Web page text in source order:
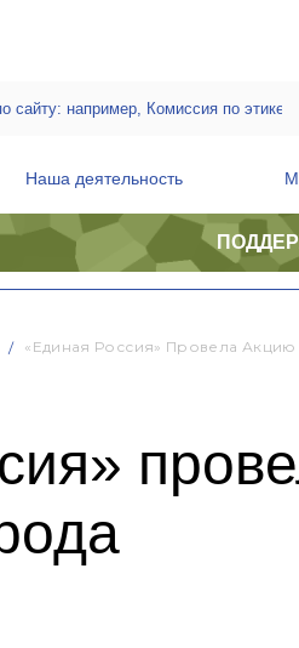
Наша деятельность
«Единая Россия» Провела